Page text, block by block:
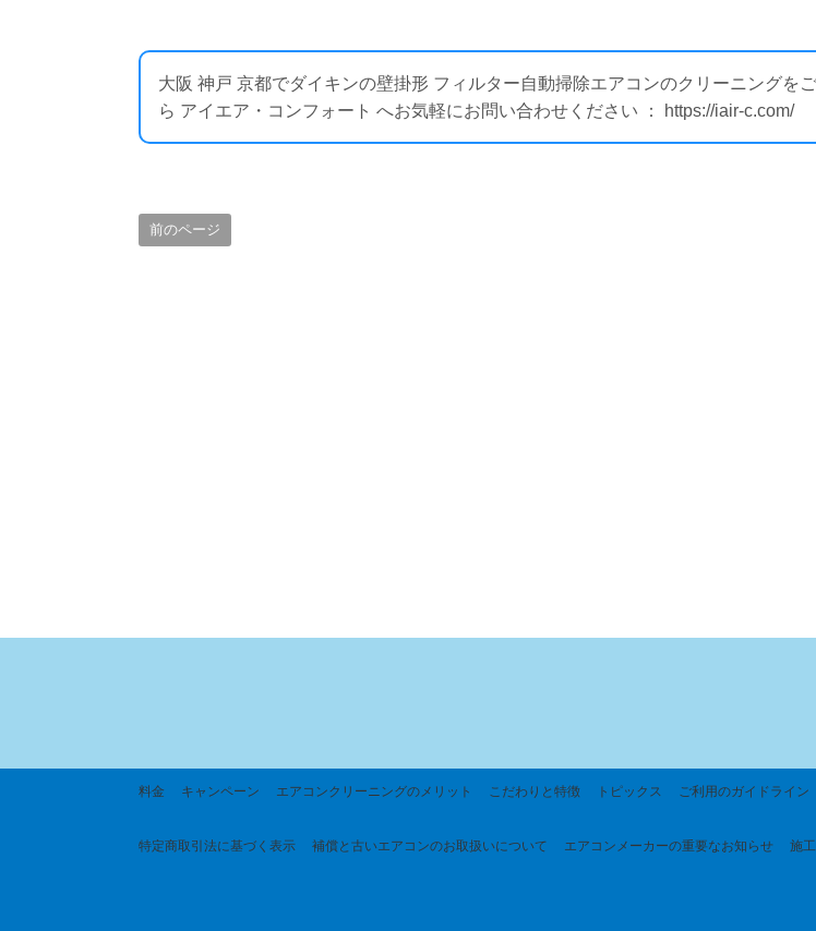
大阪 神戸 京都でダイキンの壁掛形 フィルター自動掃除エアコンのクリーニングを
ら アイエア・コンフォート へお気軽にお問い合わせください ： https://iair-c.com/
前のページ
料金 キャンペーン エアコンクリーニングのメリット こだわりと特徴 トピックス ご利用のガイドライン
特定商取引法に基づく 表示 補償と古いエアコンのお取扱いについて エアコンメーカーの重要なお知らせ 施